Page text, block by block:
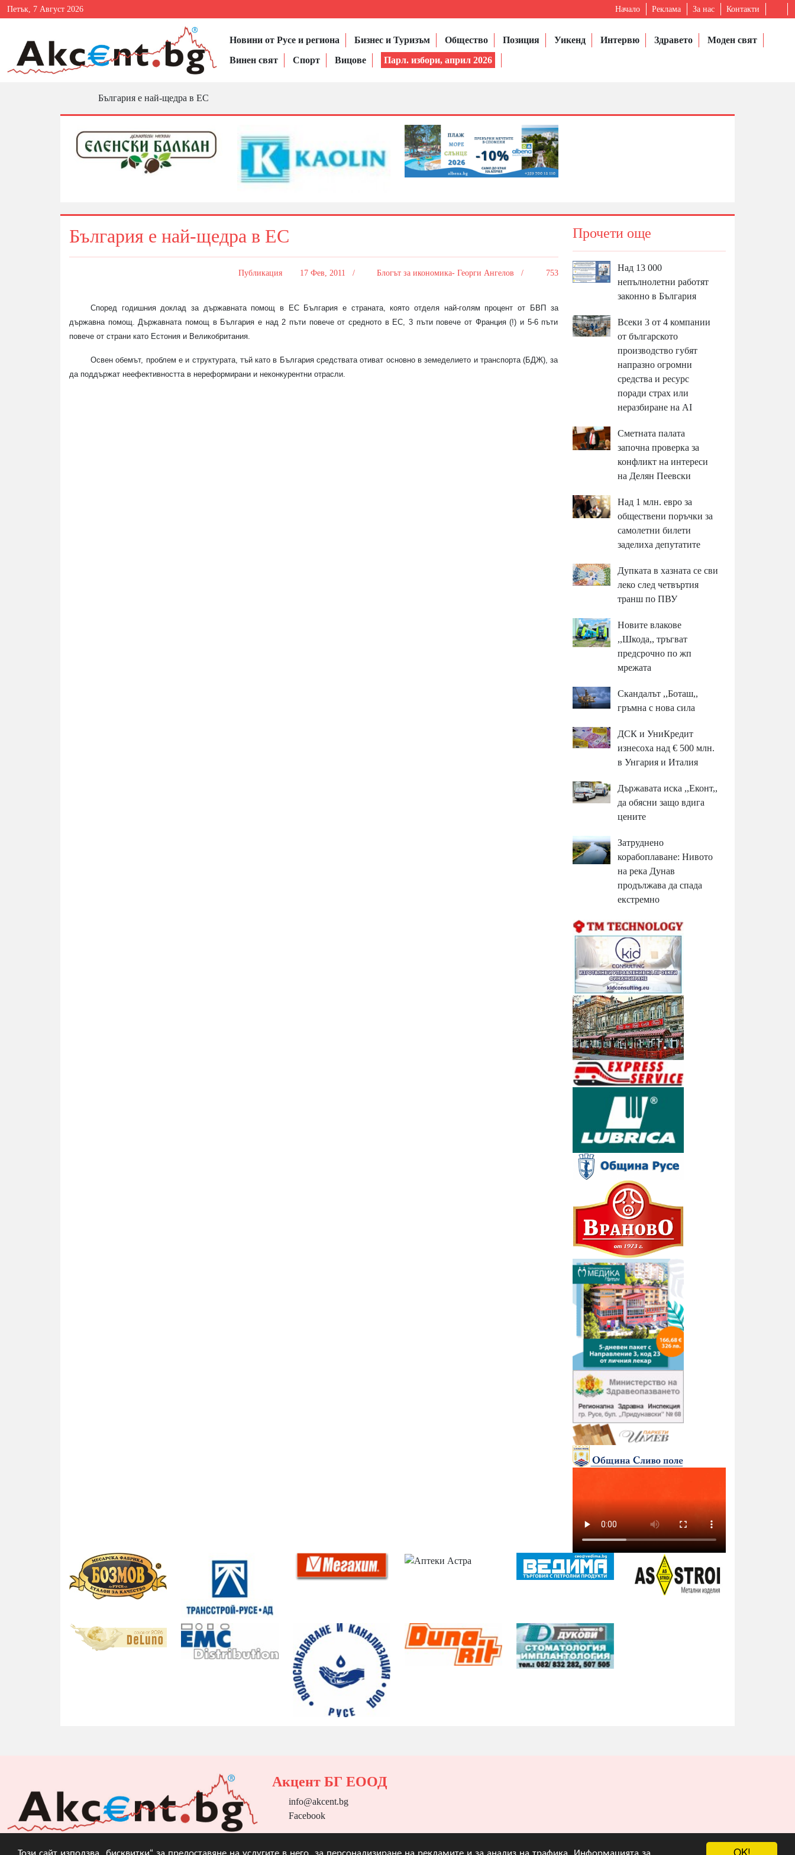
OK!
Този сайт използва „бисквитки“ за предоставяне на услугите в него, за персонализиране на рекламите и за анализ на трафика. Информацията за
Петък, 7 Август 2026 Начало Реклама За нас Контакти
Новини от Русе и региона Бизнес и Туризъм Общество Позиция Уикенд Интервю Здравето
Моден свят
Винен свят
Спорт Вицове Парл. избори, април 2026
България е най-щедра в ЕС
България е най-щедра в ЕС
Публикация 17 Фев, 2011 / Блогът за икономика- Георги Ангелов / 753
Според годишния доклад за държавната помощ в ЕС България е страната, която отделя най-голям процент от БВП за
държавна помощ. Държавната помощ в България е над 2 пъти повече от средното в ЕС, 3 пъти повече от Франция (!) и 5-6 пъти
повече от страни като Естония и Великобритания.
Освен обемът, проблем е и структурата, тъй като в България средствата отиват основно в земеделието и транспорта (БДЖ), за
да поддържат неефективността в нереформирани и неконкурентни отрасли.
Прочети още
Над 13 000
непълнолетни работят
законно в България
Всеки 3 от 4 компании
от българското
производство губят
напразно огромни
средства и ресурс
поради страх или
неразбиране на AI
Сметната палата
започна проверка за
конфликт на интереси
на Делян Пеевски
Над 1 млн. евро за
обществени поръчки за
самолетни билети
заделиха депутатите
Дупката в хазната се сви
леко след четвъртия
транш по ПВУ
Новите влакове
,,Шкода,, тръгват
предсрочно по жп
мрежата
Скандалът ,,Боташ,,
гръмна с нова сила
ДСК и УниКредит
изнесоха над € 500 млн.
в Унгария и Италия
Държавата иска ,,Еконт,,
да обясни защо вдига
цените
Затруднено
корабоплаване: Нивото
на река Дунав
продължава да спада
екстремно
Акцент БГ ЕООД
info@akcent.bg
Facebook